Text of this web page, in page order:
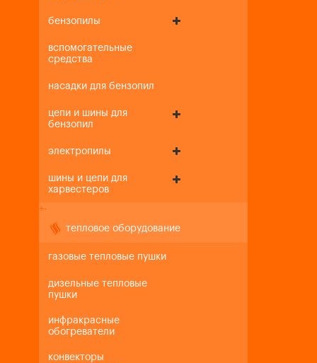
бензопилы
вспомогательные
средства
насадки для бензопил
цепи и шины для
бензопил
электропилы
шины и цепи для
харвестеров
+-
тепловое оборудование
газовые тепловые пушки
дизельные тепловые
пушки
инфракрасные
обогреватели
конвекторы